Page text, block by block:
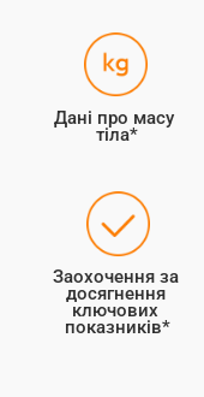
Дані про масу
тіла*
Заохочення за
досягнення
ключових
показників*